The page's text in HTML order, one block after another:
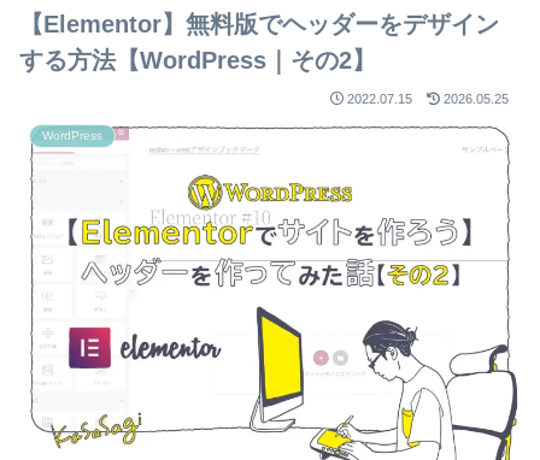
【Elementor】無料版でヘッダーをデザイン
する方法【WordPress｜その2】
2022.07.15 2026.05.25
WordPress